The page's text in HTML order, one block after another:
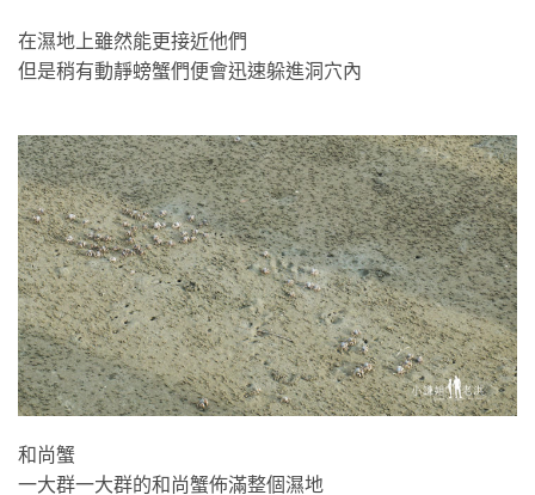
在濕地上雖然能更接近他們
但是稍有動靜螃蟹們便會迅速躲進洞穴內
和尚蟹
一大群一大群的和尚蟹佈滿整個濕地